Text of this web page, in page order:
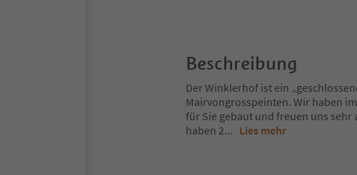
Beschreibung
Der Winklerhof ist ein
Mairvongrosspeinten. Wir haben
für Sie gebaut und freuen uns sehr
haben 2... Lies mehr